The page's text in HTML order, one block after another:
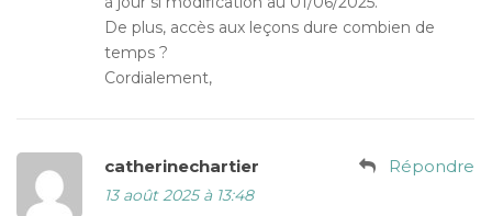
De plus, accès aux leçons dure combien de
temps ?
Cordialement,
catherinechartier
13 août 2025 à 13:48
Répondre